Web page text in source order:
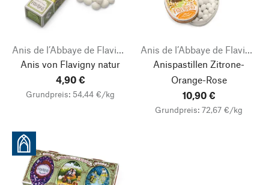
Anis de l’Abbaye de Flavigny
Anis von Flavigny natur
4,90 €
Grundpreis: 54,44 €/kg
Anis de l’Abbaye de Flavigny
Anispastillen Zitrone-
Orange-Rose
10,90 €
Grundpreis: 72,67 €/kg